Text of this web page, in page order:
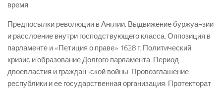
время
Предпосылки революции в Англии. Выдвижение буржуа¬зии
и расслоение внутри господствующего класса. Оппозиция в
парламенте и «Петиция о праве» 1628 г. Политический
кризис и образование Долгого парламента. Период
двоевластия и граждан¬ской войны. Провозглашение
республики и ее государственная организация. Протекторат